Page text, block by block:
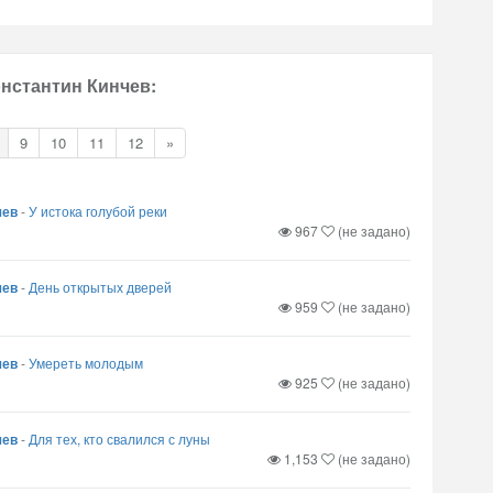
Кинчев:
9 10 11 12 »
-У истока голубой реки
967
(не задано)
- День открытых дверей
959
(не задано)
-Умереть молодым
925
(не задано)
- Для тех, кто свалился с луны
1,153
(не задано)